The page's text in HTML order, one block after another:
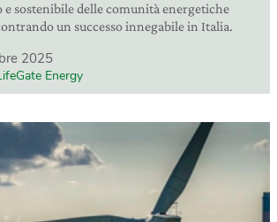
sostenibile delle comunità energetiche
un successo innegabile in Italia.
2025
Energy